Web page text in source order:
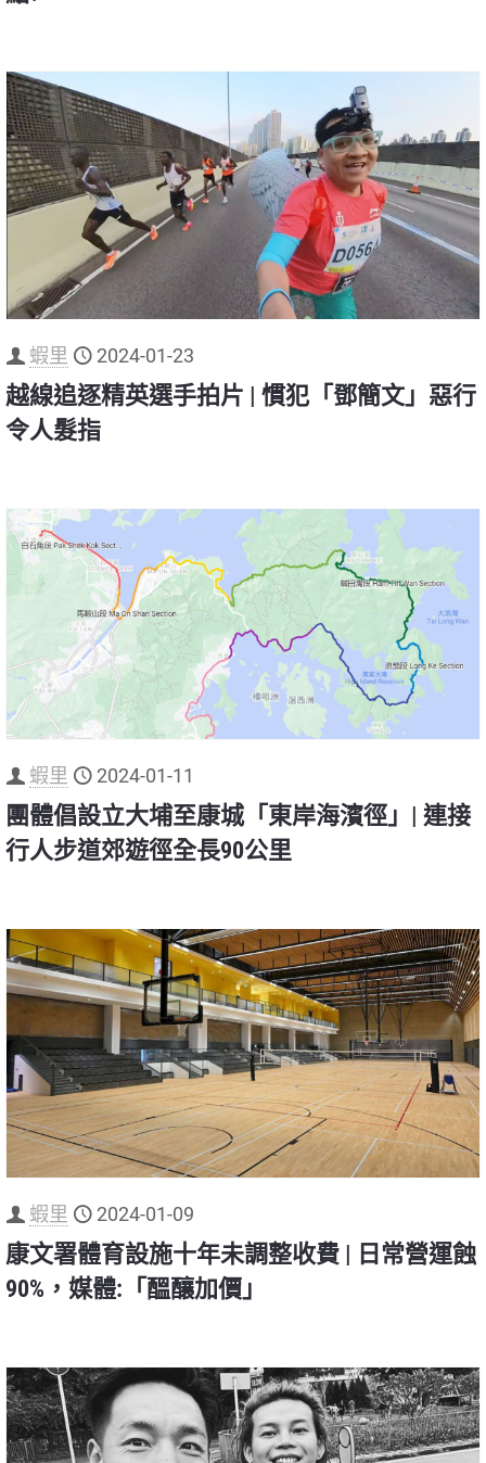
蝦里 2024-01-23
越線追逐精英選手拍片 | 慣犯「鄧簡文」惡行
令人髮指
蝦里 2024-01-11
團體倡設立大埔至康城「東岸海濱徑」| 連接
行人步道郊遊徑全長90公里
蝦里 2024-01-09
康文署體育設施十年未調整收費 | 日常營運蝕
90%，媒體:「醞釀加價」